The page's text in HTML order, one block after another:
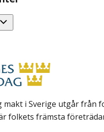
makt i Sverige utgår från
folkets främsta